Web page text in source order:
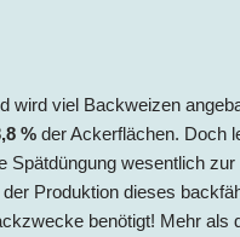
wird viel Backweizen
% der Ackerflächen. Doch
Spätdüngung wesentlich
Produktion dieses
benötigt! Mehr als